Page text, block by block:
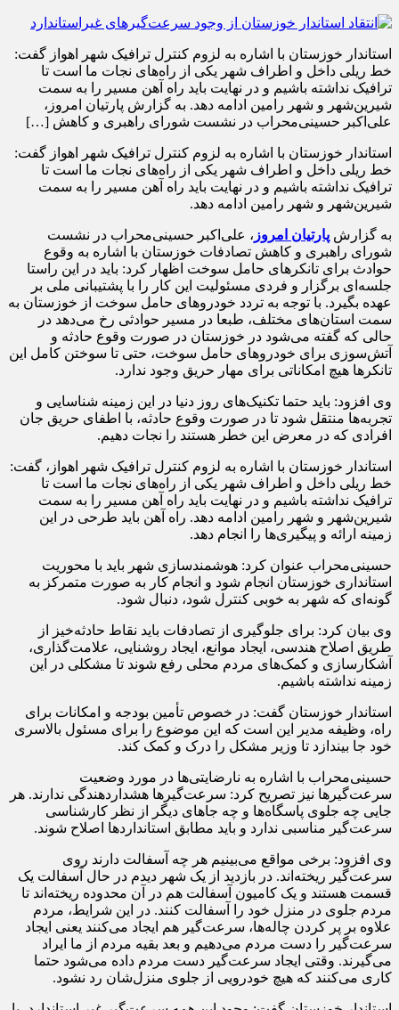
استاندار خوزستان با اشاره به لزوم کنترل ترافیک شهر اهواز گفت:
خط ریلی داخل و اطراف شهر یکی از راه‌های نجات ما است تا
ترافیک نداشته باشیم و در نهایت باید راه آهن مسیر را به سمت
شیرین‌شهر و شهر رامین ادامه دهد. به گزارش پارتیان امروز،
علی‌اکبر حسینی‌محراب در نشست شورای راهبری و کاهش […]
استاندار خوزستان با اشاره به لزوم کنترل ترافیک شهر اهواز گفت:
خط ریلی داخل و اطراف شهر یکی از راه‌های نجات ما است تا
ترافیک نداشته باشیم و در نهایت باید راه آهن مسیر را به سمت
شیرین‌شهر و شهر رامین ادامه دهد.
به گزارش پارتیان امروز ، علی‌اکبر حسینی‌محراب در نشست
شورای راهبری و کاهش تصادفات خوزستان با اشاره به وقوع
حوادث برای تانکرهای حامل سوخت اظهار کرد: باید در این راستا
جلسه‌ای برگزار و فردی مسئولیت این کار را با پشتیبانی ملی بر
عهده بگیرد. با توجه به تردد خودروهای حامل سوخت از خوزستان به
سمت استان‌های مختلف، طبعا در مسیر حوادثی رخ می‌دهد در
حالی که گفته می‌شود در خوزستان در صورت وقوع حادثه و
آتش‌سوزی برای خودروهای حامل سوخت، حتی تا سوختن کامل این
تانکرها هیچ امکاناتی برای مهار حریق وجود ندارد.
وی افزود: باید حتما تکنیک‌های روز دنیا در این زمینه شناسایی و
تجربه‌ها منتقل شود تا در صورت وقوع حادثه، با اطفای حریق جان
افرادی که در معرض این خطر هستند را نجات دهیم.
استاندار خوزستان با اشاره به لزوم کنترل ترافیک شهر اهواز، گفت:
خط ریلی داخل و اطراف شهر یکی از راه‌های نجات ما است تا
ترافیک نداشته باشیم و در نهایت باید راه آهن مسیر را به سمت
شیرین‌شهر و شهر رامین ادامه دهد. راه آهن باید طرحی در این
زمینه ارائه و پیگیری‌ها را انجام دهد.
حسینی‌محراب عنوان کرد: هوشمندسازی شهر باید با محوریت
استانداری خوزستان انجام شود و انجام کار به صورت متمرکز به
گونه‌ای که شهر به خوبی کنترل شود، دنبال شود.
وی بیان کرد: برای جلوگیری از تصادفات باید نقاط حادثه‌خیز از
طریق اصلاح هندسی، ایجاد موانع، ایجاد روشنایی، علامت‌گذاری،
آشکارسازی و کمک‌های مردم محلی رفع شوند تا مشکلی در این
زمینه نداشته باشیم.
استاندار خوزستان گفت: در خصوص تأمین بودجه و امکانات برای
راه، وظیفه مدیر این است که این موضوع را برای مسئول بالاسری
خود جا بیندازد تا وزیر مشکل را درک و کمک کند.
حسینی‌محراب با اشاره به نارضایتی‌ها در مورد وضعیت
سرعت‌گیرها نیز تصریح کرد: سرعت‌گیرها هشداردهندگی ندارند. هر
جایی چه جلوی پاسگاه‌ها و چه جاهای دیگر از نظر کارشناسی
سرعت‌گیر مناسبی ندارد و باید مطابق استانداردها اصلاح شوند.
وی افزود: برخی مواقع می‌بینیم هر چه آسفالت دارند روی
سرعت‌گیر ریخته‌اند. در بازدید از یک شهر دیدم در حال آسفالت یک
قسمت هستند و یک کامیون آسفالت هم در آن محدوده ریخته‌اند تا
مردم جلوی در منزل خود را آسفالت کنند. در این شرایط، مردم
علاوه بر پر کردن چاله‌ها، سرعت‌گیر هم ایجاد می‌کنند یعنی ایجاد
سرعت‌گیر را دست مردم می‌دهیم و بعد بقیه مردم از ما ایراد
می‌گیرند. وقتی ایجاد سرعت‌گیر دست مردم داده می‌شود حتما
کاری می‌کنند که هیچ خودرویی از جلوی منزل‌شان رد نشود.